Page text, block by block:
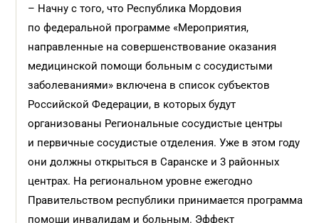
– Начну с того, что Республика Мордовия
по федеральной программе «Мероприятия,
направленные на совершенствование оказания
медицинской помощи больным с сосудистыми
заболеваниями» включена в список субъектов
Российской Федерации, в которых будут
организованы Региональные сосудистые центры
и первичные сосудистые отделения. Уже в этом году
они должны открыться в Саранске и 3 районных
центрах. На региональном уровне ежегодно
Правительством республики принимается программа
помощи инвалидам и больным. Эффект